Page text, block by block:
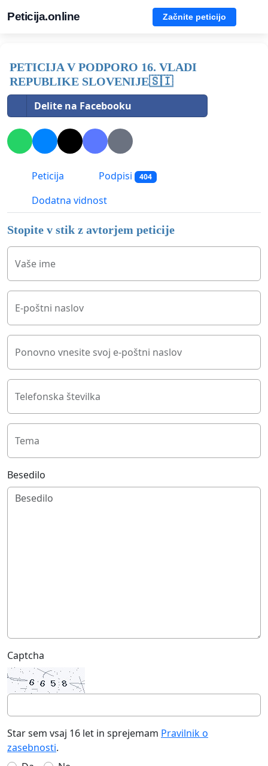
Peticija.online Začnite peticijo
PETICIJA V PODPORO 16. VLADI
REPUBLIKE SLOVENIJE🇸🇮
Delite na Facebooku
Peticija Podpisi 404
Dodatna vidnost
Stopite v stik z avtorjem peticije
Vaše ime
E-poštni naslov
Ponovno vnesite svoj e-poštni naslov
Telefonska številka
Tema
Besedilo
Captcha
Star sem vsaj 16 let in sprejemam Pravilnik o
zasebnosti.